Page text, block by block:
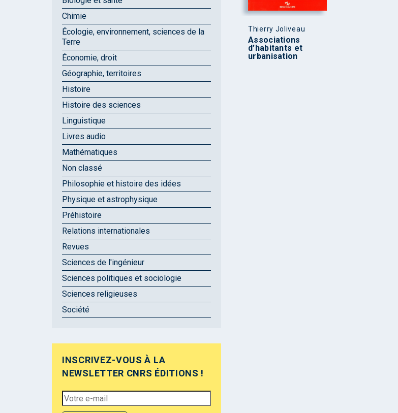
Thierry Joliveau
Associations
d’habitants et
urbanisation
Chimie
Écologie, environnement, sciences de la
Terre
Économie, droit
Géographie, territoires
Histoire
Histoire des sciences
Linguistique
Livres audio
Mathématiques
Non classé
Philosophie et histoire des idées
Physique et astrophysique
Préhistoire
Relations internationales
Revues
Sciences de l'ingénieur
Sciences politiques et sociologie
Sciences religieuses
Société
INSCRIVEZ-VOUS À LA
NEWSLETTER CNRS ÉDITIONS !